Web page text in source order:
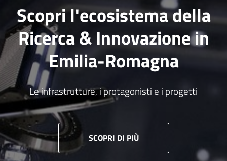
Scopri l'ecosistema della
Ricerca & Innovazione in
Emilia-Romagna
Le infrastrutture, i protagonisti e i progetti
SCOPRI DI PIÙ